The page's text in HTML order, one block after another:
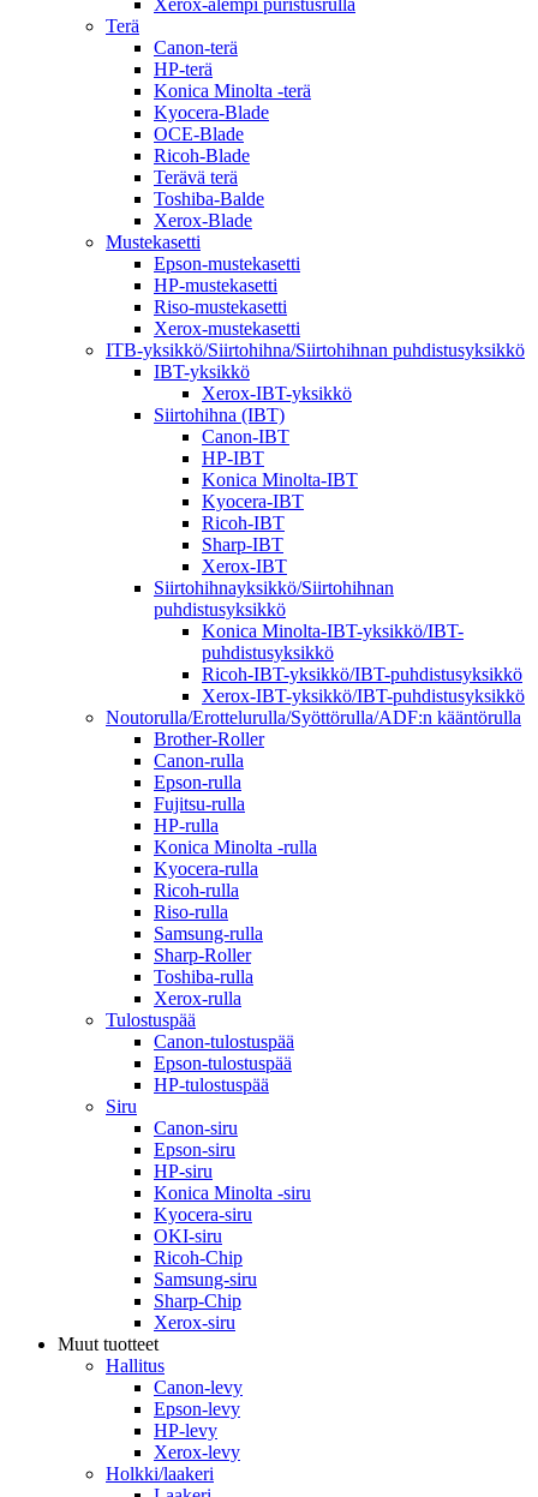
Xerox-alempi puristusrulla
Terä
Canon-terä
HP-terä
Konica Minolta -terä
Kyocera-Blade
OCE-Blade
Ricoh-Blade
Terävä terä
Toshiba-Balde
Xerox-Blade
Mustekasetti
Epson-mustekasetti
HP-mustekasetti
Riso-mustekasetti
Xerox-mustekasetti
ITB-yksikkö/Siirtohihna/Siirtohihnan puhdistusyksikkö
IBT-yksikkö
Xerox-IBT-yksikkö
Siirtohihna (IBT)
Canon-IBT
HP-IBT
Konica Minolta-IBT
Kyocera-IBT
Ricoh-IBT
Sharp-IBT
Xerox-IBT
Siirtohihnayksikkö/Siirtohihnan
puhdistusyksikkö
Konica Minolta-IBT-yksikkö/IBT-
puhdistusyksikkö
Ricoh-IBT-yksikkö/IBT-puhdistusyksikkö
Xerox-IBT-yksikkö/IBT-puhdistusyksikkö
Noutorulla/Erottelurulla/Syöttörulla/ADF:n kääntörulla
Brother-Roller
Canon-rulla
Epson-rulla
Fujitsu-rulla
HP-rulla
Konica Minolta -rulla
Kyocera-rulla
Ricoh-rulla
Riso-rulla
Samsung-rulla
Sharp-Roller
Toshiba-rulla
Xerox-rulla
Tulostuspää
Canon-tulostuspää
Epson-tulostuspää
HP-tulostuspää
Siru
Canon-siru
Epson-siru
HP-siru
Konica Minolta -siru
Kyocera-siru
OKI-siru
Ricoh-Chip
Samsung-siru
Sharp-Chip
Xerox-siru
Muut tuotteet
Hallitus
Canon-levy
Epson-levy
HP-levy
Xerox-levy
Holkki/laakeri